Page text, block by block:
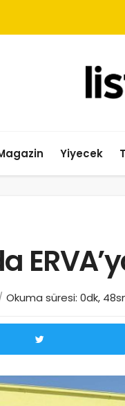
Yiyecek
Okuma süresi: 0dk,